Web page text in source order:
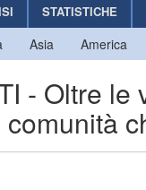
STATISTICHE
Asia America
- Oltre